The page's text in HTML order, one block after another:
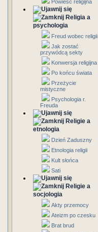
Powieść religijna
Religia a
psychologia
Freud wobec religii
Jak zostać
przywódcą sekty
Konwersja religijna
Po końcu świata
Przeżycie
mistyczne
Psychologia r.
Freuda
Religie a
etnologia
Dzień Zaduszny
Etnologia religii
Kult słońca
Sati
Religie a
socjologia
Akty przemocy
Ateizm po czesku
Brat brud